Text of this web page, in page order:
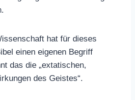
hat für dieses
einen eigenen Begriff
das die „extatischen,
des Geistes“.